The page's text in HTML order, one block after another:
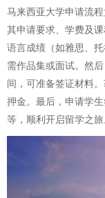
马来西亚大学申请流
其申请要求、学费及
语言成绩（如雅思、
需作品集或面试。然
间，可准备签证材料
押金。最后，申请学
等，顺利开启留学之旅